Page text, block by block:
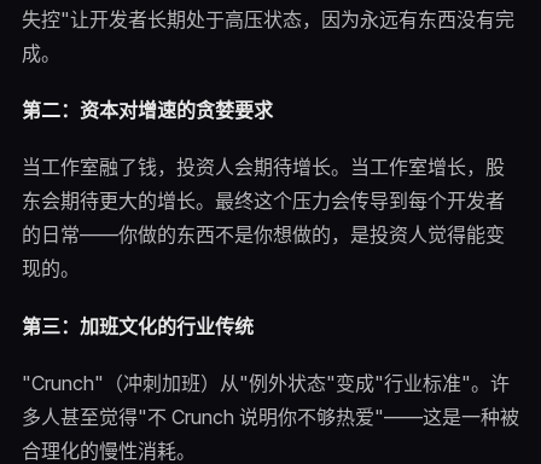
失控"让开发者长期处于高压状态，因为永远有东西没有完
成。
第二：资本对增速的贪婪要求
当工作室融了钱，投资人会期待增长。当工作室增长，股
东会期待更大的增长。最终这个压力会传导到每个开发者
的日常——你做的东西不是你想做的，是投资人觉得能变
现的。
第三：加班文化的行业传统
"Crunch"（冲刺加班）从"例外状态"变成"行业标准"。许
多人甚至觉得"不 Crunch 说明你不够热爱"——这是一种被
合理化的慢性消耗。